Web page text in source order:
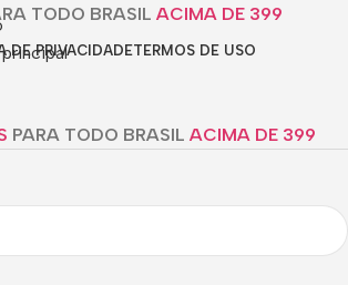
TODO BRASIL ACIMA DE 399
DE PRIVACIDADETERMOS DE USO
PARA TODO BRASIL ACIMA DE 399